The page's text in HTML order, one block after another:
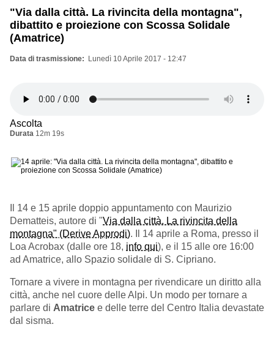
"Via dalla città. La rivincita della montagna",
dibattito e proiezione con Scossa Solidale
(Amatrice)
Data di trasmissione Lunedì 10 Aprile 2017 - 12:47
Ascolta
Durata 12m 19s
Il 14 e 15 aprile doppio appuntamento con Maurizio
Dematteis, autore di "Via dalla città. La rivincita della
montagna" (Derive Approdi). Il 14 aprile a Roma, presso il
Loa Acrobax (dalle ore 18, info qui), e il 15 alle ore 16:00
ad Amatrice, allo Spazio solidale di S. Cipriano.
Tornare a vivere in montagna per rivendicare un diritto alla
città, anche nel cuore delle Alpi. Un modo per tornare a
parlare di Amatrice e delle terre del Centro Italia devastate
dal sisma.